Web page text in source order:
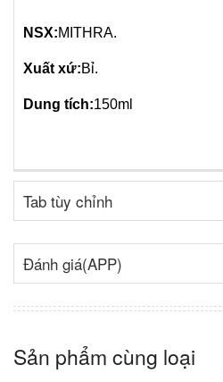
NSX:MITHRA.
Xuất xứ:Bỉ.
Dung tích:150ml
Tab tùy chỉnh
Đánh giá(APP)
Sản phẩm cùng loại